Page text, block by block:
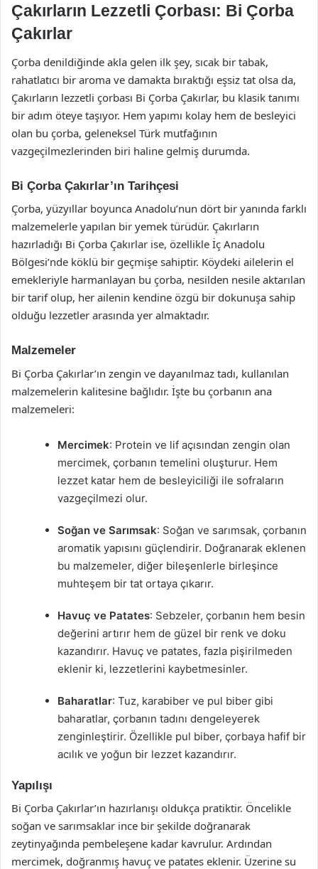
Çakırların Lezzetli Çorbası: Bi Çorba
Çakırlar
Çorba denildiğinde akla gelen ilk şey, sıcak bir tabak,
rahatlatıcı bir aroma ve damakta bıraktığı eşsiz tat olsa da,
Çakırların lezzetli çorbası Bi Çorba Çakırlar, bu klasik tanımı
bir adım öteye taşıyor. Hem yapımı kolay hem de besleyici
olan bu çorba, geleneksel Türk mutfağının
vazgeçilmezlerinden biri haline gelmiş durumda.
Bi Çorba Çakırlar’ın Tarihçesi
Çorba, yüzyıllar boyunca Anadolu’nun dört bir yanında farklı
malzemelerle yapılan bir yemek türüdür. Çakırların
hazırladığı Bi Çorba Çakırlar ise, özellikle İç Anadolu
Bölgesi’nde köklü bir geçmişe sahiptir. Köydeki ailelerin el
emekleriyle harmanlayan bu çorba, nesilden nesile aktarılan
bir tarif olup, her ailenin kendine özgü bir dokunuşa sahip
olduğu lezzetler arasında yer almaktadır.
Malzemeler
Bi Çorba Çakırlar’ın zengin ve dayanılmaz tadı, kullanılan
malzemelerin kalitesine bağlıdır. İşte bu çorbanın ana
malzemeleri:
Mercimek: Protein ve lif açısından zengin olan
mercimek, çorbanın temelini oluşturur. Hem
lezzet katar hem de besleyiciliği ile sofraların
vazgeçilmezi olur.
Soğan ve Sarımsak: Soğan ve sarımsak, çorbanın
aromatik yapısını güçlendirir. Doğranarak eklenen
bu malzemeler, diğer bileşenlerle birleşince
muhteşem bir tat ortaya çıkarır.
Havuç ve Patates: Sebzeler, çorbanın hem besin
değerini artırır hem de güzel bir renk ve doku
kazandırır. Havuç ve patates, fazla pişirilmeden
eklenir ki, lezzetlerini kaybetmesinler.
Baharatlar: Tuz, karabiber ve pul biber gibi
baharatlar, çorbanın tadını dengeleyerek
zenginleştirir. Özellikle pul biber, çorbaya hafif bir
acılık ve yoğun bir lezzet kazandırır.
Yapılışı
Bi Çorba Çakırlar’ın hazırlanışı oldukça pratiktir. Öncelikle
soğan ve sarımsaklar ince bir şekilde doğranarak
zeytinyağında pembeleşene kadar kavrulur. Ardından
mercimek, doğranmış havuç ve patates eklenir. Üzerine su